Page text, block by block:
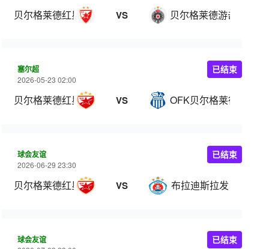
贝尔格莱德红星 VS 贝尔格莱德游击
塞尔超
2026-05-23 02:00
贝尔格莱德红星 VS OFK贝尔格莱德
已结束
球会友谊
2026-06-29 23:30
贝尔格莱德红星 VS 布拉迪斯拉发
已结束
球会友谊 已结束